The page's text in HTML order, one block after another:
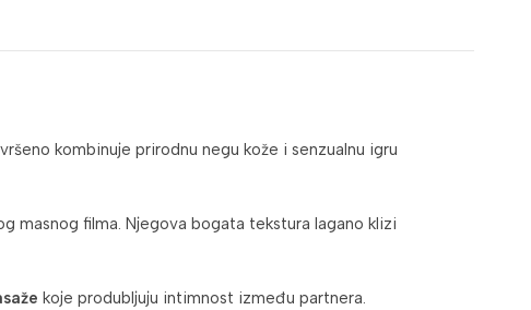
kombinuje prirodnu negu kože i senzualnu igru
masnog filma. Njegova bogata tekstura lagano klizi
koje produbljuju intimnost između partnera.